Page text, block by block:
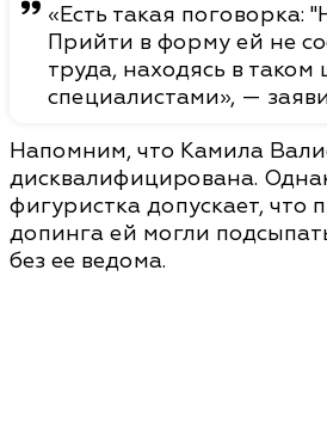
«Есть такая поговорка:
Прийти в форму ей не
труда, находясь в таком
специалистами», —
Напомним, что Камила
дисквалифицирована.
фигуристка допускает, что
допинга ей могли
без ее ведома.